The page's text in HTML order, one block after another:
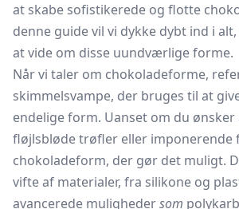
at skabe sofistikerede og flotte
denne guide vil vi dykke dybt ind i
at vide om disse uundværlige forme.
Når vi taler om chokoladeforme,
skimmelsvampe, der bruges til at
endelige form. Uanset om du ønsker
fløjlsblødetrøfler eller imponerende
chokoladeform, der gør det muligt.
vifte af materialer, fra silikone og
avancerede mulighedersom